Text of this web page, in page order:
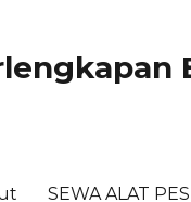
SEWA ALAT